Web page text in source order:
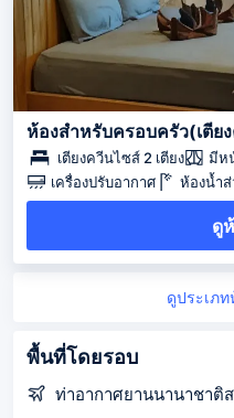
ห้องสำหรับครอบครัว(เตีย
เตียงควีนไซส์ 2 เตียง มีห
เครื่องปรับอากาศ
ห้องน้ำ
ดู
ดูประเภท
พื้นที่โดยรอบ
ท่าอากาศยานนานาชาติ